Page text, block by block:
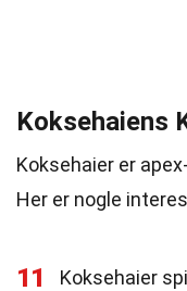
Koksehaiens
Koksehaier er
Her er nogle
11
Koksehaier